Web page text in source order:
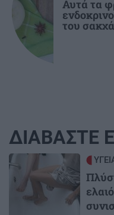
Αυτά τα
του
ΔΙΑΒΑΣΤΕ
Image